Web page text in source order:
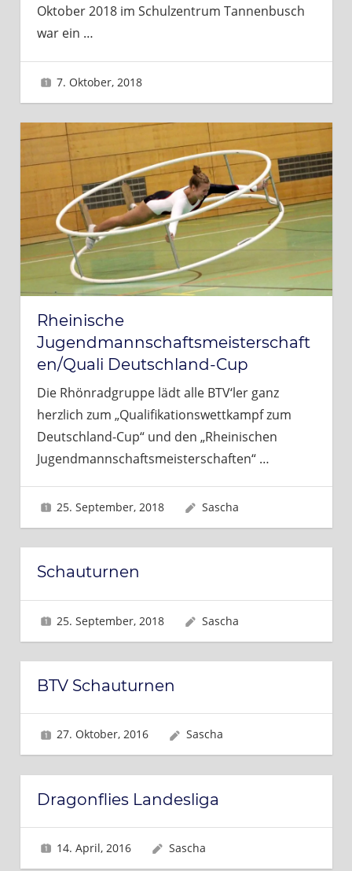
Oktober 2018 im Schulzentrum Tannenbusch
war ein …
7. Oktober, 2018
Rheinische
Jugendmannschaftsmeisterschaft
en/Quali Deutschland-Cup
Die Rhönradgruppe lädt alle BTV‘ler ganz
herzlich zum „Qualifikationswettkampf zum
Deutschland-Cup“ und den „Rheinischen
Jugendmannschaftsmeisterschaften“ …
25. September, 2018 Sascha
Schauturnen
25. September, 2018 Sascha
BTV Schauturnen
27. Oktober, 2016 Sascha
Dragonflies Landesliga
14. April, 2016 Sascha